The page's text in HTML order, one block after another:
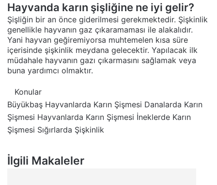
Hayvanda karın şişliğine ne iyi gelir?
Şişliğin bir an önce giderilmesi gerekmektedir. Şişkinlik
genellikle hayvanın gaz çıkaramaması ile alakalıdır.
Yani hayvan geğiremiyorsa muhtemelen kısa süre
içerisinde şişkinlik meydana gelecektir. Yapılacak ilk
müdahale hayvanın gazı çıkarmasını sağlamak veya
buna yardımcı olmaktır.
Konular
Büyükbaş Hayvanlarda Karın Şişmesi Danalarda Karın
Şişmesi Hayvanlarda Karın Şişmesi İneklerde Karın
Şişmesi Sığırlarda Şişkinlik
İlgili Makaleler